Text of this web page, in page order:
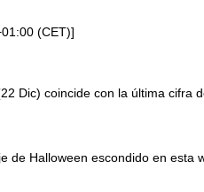
(CET)]
Dic) coincide con la última cifra
de Halloween escondido en esta